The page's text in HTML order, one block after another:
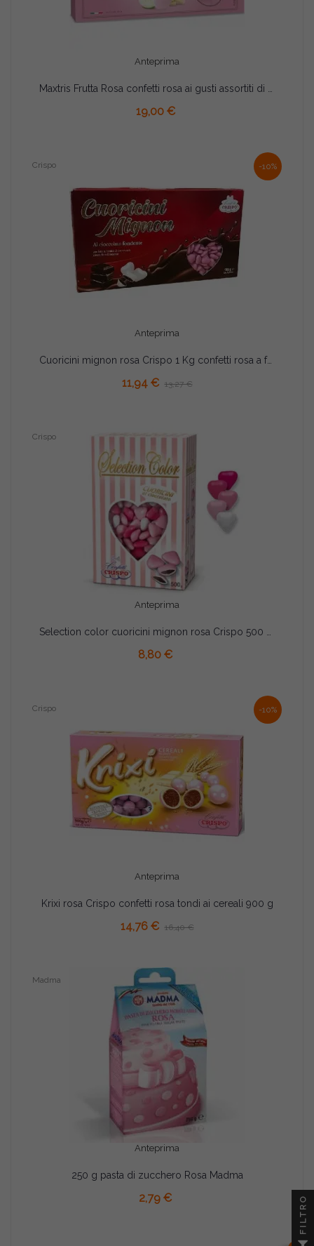
Anteprima
19,00 €
-10%
Anteprima
Crispo
Cuoricini mignon rosa Crispo 1 Kg confetti rosa a forma piccoli cuori di cioccolato fondente
11,94 € 13,27 €
Anteprima
Crispo
8,80 €
-10%
Anteprima
Crispo
Krixi rosa Crispo confetti rosa tondi ai cereali 900 g
14,76 € 16,40 €
Anteprima
Madma
250 g pasta di zucchero Rosa Madma
2,79 € FILTRO